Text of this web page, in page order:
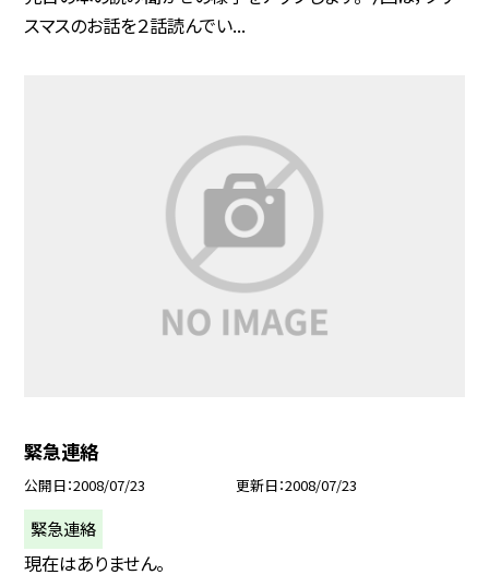
スマスのお話を２話読んでい...
緊急連絡
公開日 2008/07/23 更新日 2008/07/23
緊急連絡
現在はありません。